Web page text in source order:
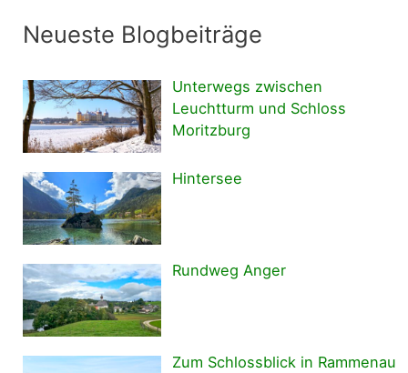
Neueste Blogbeiträge
Unterwegs zwischen
Leuchtturm und Schloss
Moritzburg
Hintersee
Rundweg Anger
Zum Schlossblick in Rammenau